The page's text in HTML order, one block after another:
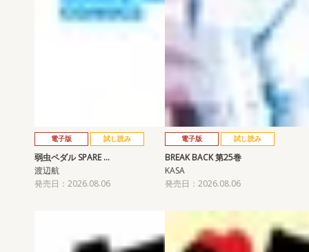
電子版 試し読み
弱虫ペダル SPARE …
渡辺航
発売日：2026.08.06
電子版 試し読み
BREAK BACK 第25巻
KASA
発売日：2026.08.06